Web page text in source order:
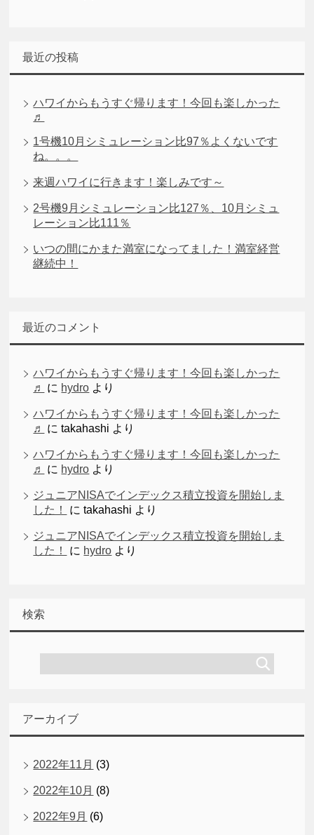
最近の投稿
ハワイからもうすぐ帰ります！今回も楽しかった
♬
1号機10月シミュレーション比97％よくないです
ね。。。
来週ハワイに行きます！楽しみです～
2号機9月シミュレーション比127％、10月シミュ
レーション比111％
いつの間にかまた満室になってました！満室経営
継続中！
最近のコメント
ハワイからもうすぐ帰ります！今回も楽しかった
♬
に hydro より
ハワイからもうすぐ帰ります！今回も楽しかった
♬
にtakahashi より
ハワイからもうすぐ帰ります！今回も楽しかった
♬
に hydro より
ジュニアNISAでインデックス積立投資を開始しま
した！
にtakahashi より
ジュニアNISAでインデックス積立投資を開始しま
した！
に hydro より
検索
アーカイブ
2022年11月 (3)
2022年10月 (8)
2022年9月 (6)